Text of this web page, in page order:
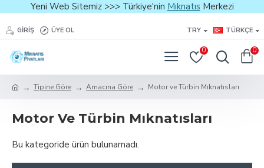
Yeni Web Sitemiz >>> Türkiye'nin Mıknatıs Merkezi
GIRIŞ ÜYE OL TRY TÜRKÇE
0 0
Tipine Göre Amacına Göre Motor ve Türbin Mıknatısları
Motor Ve Türbin Mıknatısları
Bu kategoride ürün bulunamadı.